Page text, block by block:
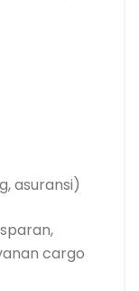
asuransi)
cargo